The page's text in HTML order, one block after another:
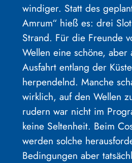
windiger. Statt des
Amrum“ hieß es: drei
Strand. Für die Freunde
Wellen eine schöne, aber
Ausfahrt entlang der
herpendelnd. Manche
wirklich, auf den Wellen
rudern war nicht im
keine Seltenheit. Beim
werden solche
Bedingungen aber